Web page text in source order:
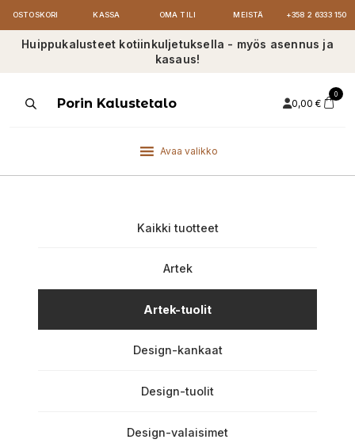
OSTOSKORI KASSA OMA TILI MEISTÄ +358 2 6333 150
Huippukalusteet kotiinkuljetuksella - myös asennus ja
kasaus!
ProductsPorin Kalustetalo 0,00 €
0
Avaa valikko
Kaikki tuotteet
Artek
Artek-tuolit
Design-kankaat
Design-tuolit
Design-valaisimet